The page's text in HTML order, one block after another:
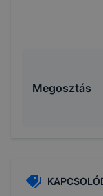
Megosztás